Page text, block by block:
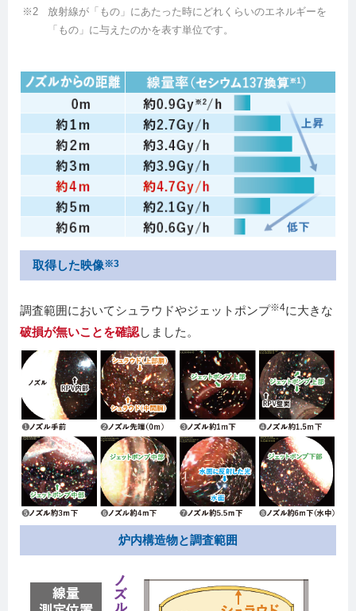
放射線が「もの」にあたった時にどれくらいのエネルギーを
「もの」に与えたのかを表す単位です。
取得した映像※3
調査範囲においてシュラウドやジェットポンプ※4に大きな
破損が無いことを確認しました。
炉内構造物と調査範囲